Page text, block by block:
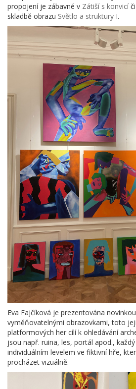
propojení je zábavné v Zátiší s konvicíči
skladbě obrazu Světlo a struktury I.
Eva Fajčíková je prezentována novinkou
vyměňovatelnými obrazovkami, toto
platformových her cílí k ohledávání
jsou např. ruina, les, portál apod.,
individuálním levelem ve fiktivní hře,
procházet vizuálně.